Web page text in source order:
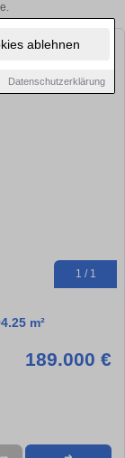
ablehnen
Datenschutzerklärung
1 / 1
m²
189.000 €